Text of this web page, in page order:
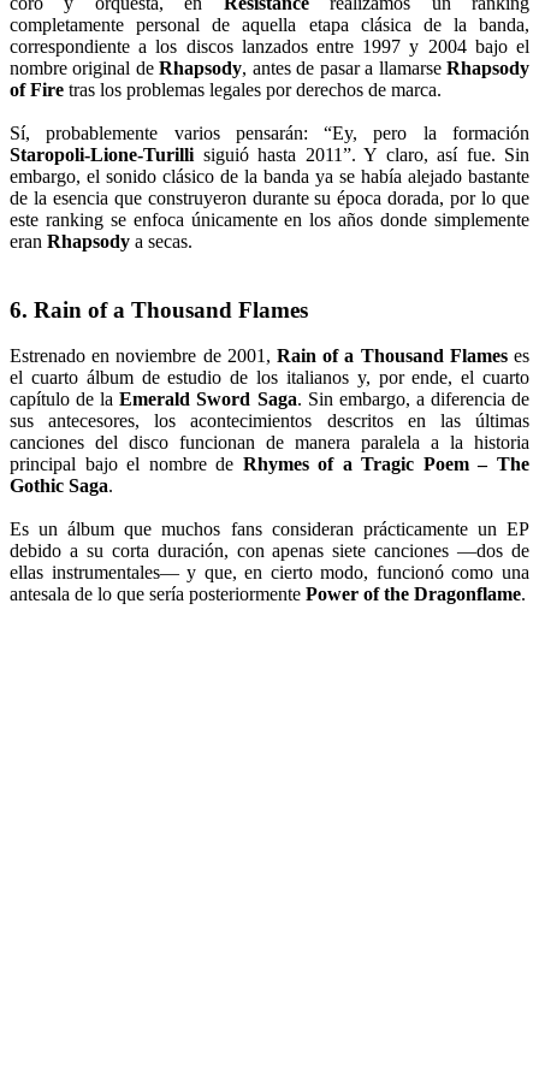
completamente personal de aquella etapa clásica de la banda,
correspondiente a los discos lanzados entre 1997 y 2004 bajo el
nombre original deRhapsody, antes de pasar a llamarseRhapsody
of Fire tras los problemas legales por derechos de marca.
Sí, probablemente varios pensarán: “Ey, pero la formación
Staropoli-Lione-Turilli siguió hasta 2011”. Y claro, así fue. Sin
embargo, el sonido clásico de la banda ya se había alejado bastante
de la esencia que construyeron durante su época dorada, por lo que
este ranking se enfoca únicamente en los años donde simplemente
eran Rhapsody a secas.
6. Rain of a Thousand Flames
Estrenado en noviembre de 2001, Rain of a Thousand Flameses
el cuarto álbum de estudio de los italianos y, por ende, el cuarto
capítulo de laEmerald Sword Saga. Sin embargo, a diferencia de
sus antecesores, los acontecimientos descritos en las últimas
canciones del disco funcionan de manera paralela a la historia
principal bajo el nombre de Rhymes of a Tragic Poem – The
Gothic Saga.
Es un álbum que muchos fans consideran prácticamente un EP
debido a su corta duración, con apenas siete canciones —dos de
ellas instrumentales— y que, en cierto modo, funcionó como una
antesala de lo que sería posteriormente Power of the Dragonflame.